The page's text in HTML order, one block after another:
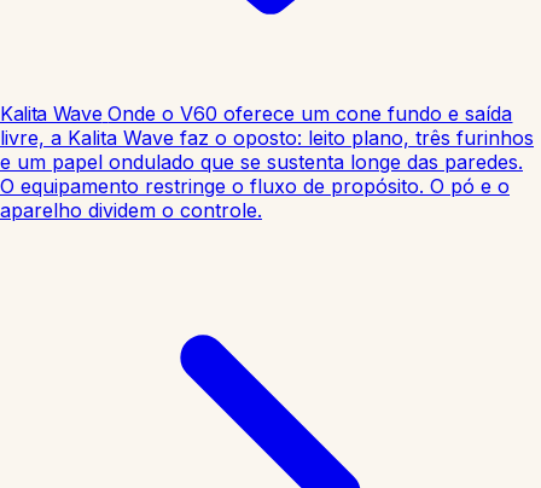
Kalita Wave Onde o V60 oferece um cone fundo e saída
livre, a Kalita Wave faz o oposto: leito plano, três furinhos
e um papel ondulado que se sustenta longe das paredes.
O equipamento restringe o fluxo de propósito. O pó e o
aparelho dividem o controle.